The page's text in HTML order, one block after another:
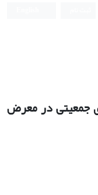
جمعیتی در معرض